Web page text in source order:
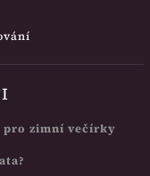
pro zimní večírky